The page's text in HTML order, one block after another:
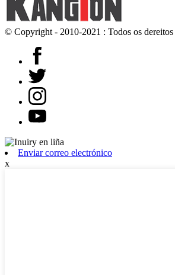
© Copyright - 2010-2021 : Todos os dereitos
Enviar correo electrónico
x